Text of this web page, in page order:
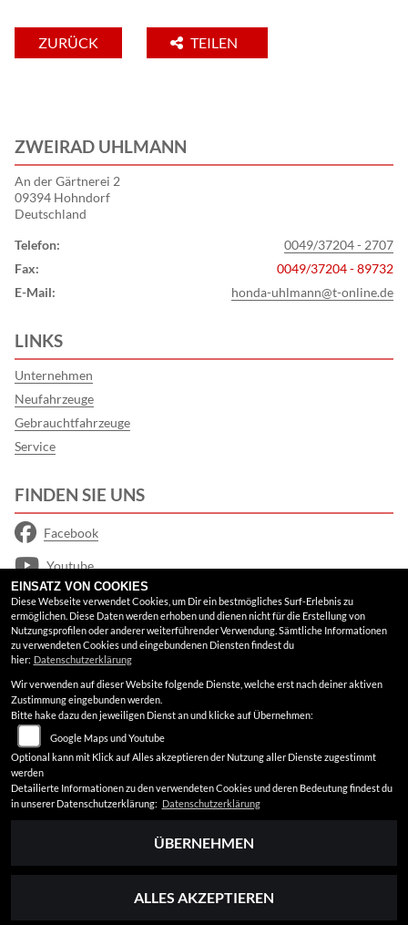
ZURÜCK TEILEN
ZWEIRAD UHLMANN
An der Gärtnerei 2
09394 Hohndorf
Deutschland
Telefon:
0049/37204 - 2707
Fax:
0049/37204 - 89732
E-Mail:
honda-uhlmann@t-online.de
LINKS
Unternehmen
Neufahrzeuge
Gebrauchtfahrzeuge
Service
FINDEN SIE UNS
Facebook
Youtube
Google Maps
RECHTLICHES
AGB
Impressum
Datenschutz
Disclaimer
Barrierefreiheit
EINSATZ VON COOKIES
Diese Webseite verwendet Cookies, um Dir ein bestmögliches Surf-Erlebnis zu
ermöglichen. Diese Daten werden erhoben und dienen nicht für die Erstellung von
Nutzungsprofilen oder anderer weiterführender Verwendung. Sämtliche Informationen
zu verwendeten Cookies und eingebundenen Diensten findest du
hier: Datenschutzerklärung
Wir verwenden auf dieser Website folgende Dienste, welche erst nach deiner aktiven
Zustimmung eingebunden werden.
Bitte hake dazu den jeweiligen Dienst an und klicke auf Übernehmen:
Google Maps und Youtube
Optional kann mit Klick auf Alles akzeptieren der Nutzung aller Dienste zugestimmt
werden
Detailierte Informationen zu den verwendeten Cookies und deren Bedeutung findest du
in unserer Datenschutzerklärung: Datenschutzerklärung
ÜBERNEHMEN
ALLES AKZEPTIEREN